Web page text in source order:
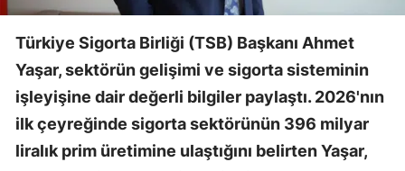
Diyarbakır
Edirne
Erzincan
Erzurum
Türkiye Sigorta Birliği (TSB) Başkanı Ahmet
Yaşar, sektörün gelişimi ve sigorta sisteminin
işleyişine dair değerli bilgiler paylaştı. 2026'nın
ilk çeyreğinde sigorta sektörünün 396 milyar
liralık prim üretimine ulaştığını belirten Yaşar,